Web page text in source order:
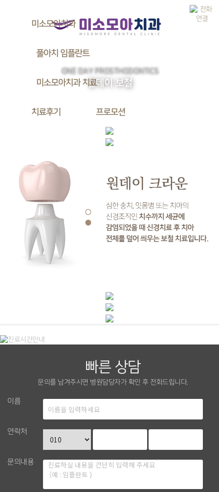
미소모아치과
병원 둘러보기
풀아치 임플란트
풀아치 임플란트란?
원데이 임플란트
미소모아치과 치료
심미치료
치아 교정
자기치아 살리기
보철 치료
틀니 치료
치료후기 프로모션
미소모아 프로모션
ONE DAY PROSTHODONTICS
원데이 보철
빠른 상담
문의를 남겨주시면 병원담당자가 확인 후 전화드립니다.
이름
연락처
문의내용